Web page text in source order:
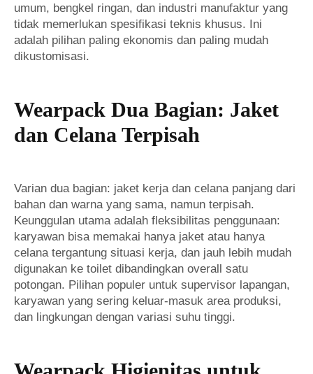
umum, bengkel ringan, dan industri manufaktur yang
tidak memerlukan spesifikasi teknis khusus. Ini
adalah pilihan paling ekonomis dan paling mudah
dikustomisasi.
Wearpack Dua Bagian: Jaket
dan Celana Terpisah
Varian dua bagian: jaket kerja dan celana panjang dari
bahan dan warna yang sama, namun terpisah.
Keunggulan utama adalah fleksibilitas penggunaan:
karyawan bisa memakai hanya jaket atau hanya
celana tergantung situasi kerja, dan jauh lebih mudah
digunakan ke toilet dibandingkan overall satu
potongan. Pilihan populer untuk supervisor lapangan,
karyawan yang sering keluar-masuk area produksi,
dan lingkungan dengan variasi suhu tinggi.